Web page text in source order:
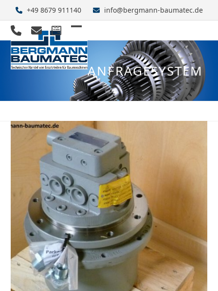
content
+49 8679 911140 info@bergmann-baumatec.de
Open
mobile
menu
Close
mobile
menuANFRAGESYSTEM